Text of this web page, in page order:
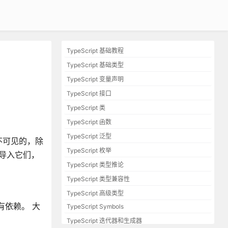
TypeScript 基础教程
TypeScript 基础类型
TypeScript 变量声明
TypeScript 接口
TypeScript 类
TypeScript 函数
TypeScript 泛型
TypeScript 枚举
TypeScript 类型推论
TypeScript 类型兼容性
TypeScript 高级类型
TypeScript Symbols
TypeScript 迭代器和生成器
见的，除
它们，
依赖。 大